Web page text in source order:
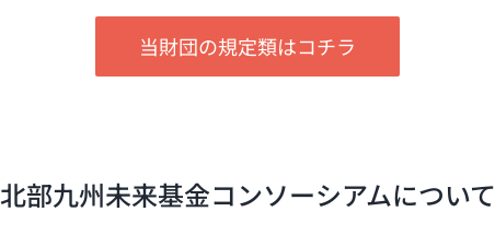
当財団の規定類はコチラ
北部九州未来基金コンソーシアムについて